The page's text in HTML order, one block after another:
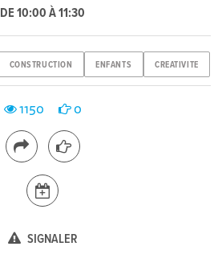
DE 10:00 À 11:30
CONSTRUCTION ENFANTS CREATIVITE
1150 0
SIGNALER